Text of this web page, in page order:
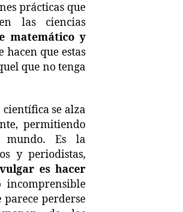
prácticas que
las ciencias
matemático y
hacen que estas
que no tenga
se alza
permitiendo
mundo. Es la
y periodistas,
es hacer
perderse